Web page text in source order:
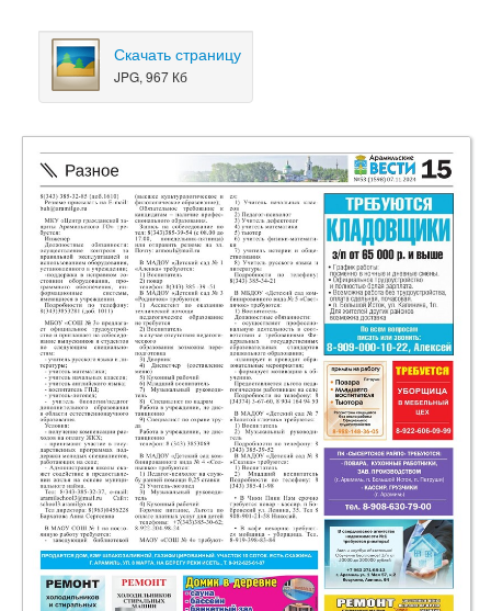
Скачать страницу
JPG, 967 Кб